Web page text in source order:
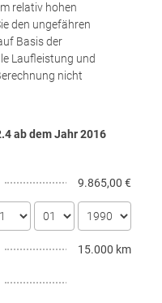
relativ hohen
den ungefähren
Basis der
Laufleistung und
nicht
ab dem Jahr2016
9.865,00 €
15.000 km